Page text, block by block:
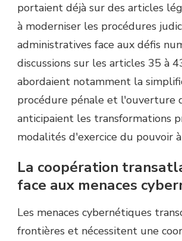
portaient déjà sur des articles
à moderniser les procédures
administratives face aux défis
discussions sur les articles 35 à
abordaient notamment la
procédure pénale et l'ouverture
anticipaient les transformations
modalités d'exercice du pouvoir
La coopération
face aux menaces
Les menaces cybernétiques
frontières et nécessitent une